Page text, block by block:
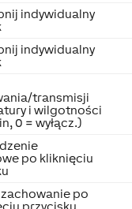
indywidualny
indywidualny
transmisji
i wilgotności
0 = wyłącz.)
po kliknięciu
po
przycisku.